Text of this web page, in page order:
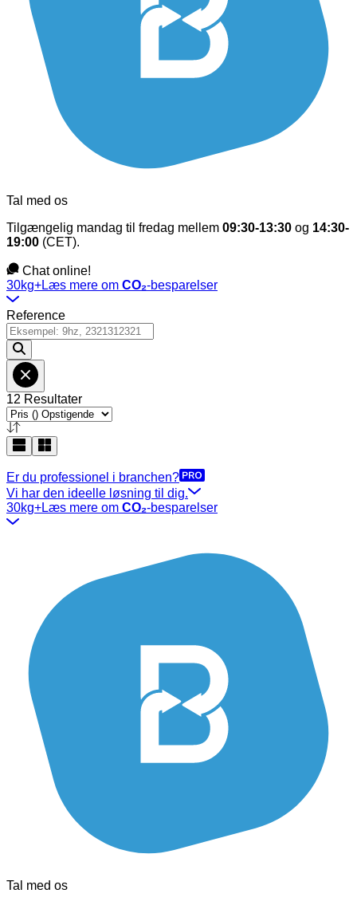
Tal med os
Tilgængelig mandag til fredag mellem 09:30-13:30 og 14:30-
19:00 (CET).
Chat online!
30kg+Læs mere om CO₂-besparelser
Reference
12 Resultater
Er du professionel i branchen?
Vi har den ideelle løsning til dig.
30kg+Læs mere om CO₂-besparelser
Tal med os